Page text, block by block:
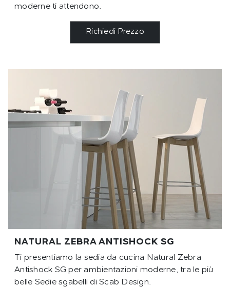
moderne ti attendono.
Richiedi Prezzo
NATURAL ZEBRA ANTISHOCK SG
Ti presentiamo la sedia da cucina Natural Zebra
Antishock SG per ambientazioni moderne, tra le più
belle Sedie sgabelli di Scab Design.